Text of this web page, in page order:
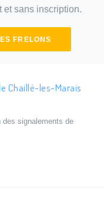
et sans inscription.
FRELONS
Chaillé-les-Marais
signalements de